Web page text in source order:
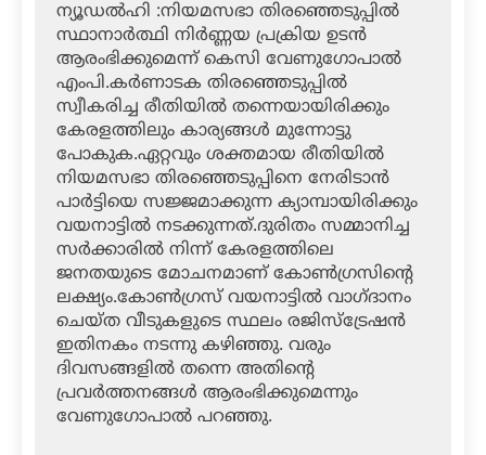
ന്യൂഡല്‍ഹി :നിയമസഭാ തിരഞ്ഞെടുപ്പില്‍
സ്ഥാനാര്‍ത്ഥി നിര്‍ണ്ണയ പ്രക്രിയ ഉടന്‍
ആരംഭിക്കുമെന്ന് കെസി വേണുഗോപാല്‍
എംപി.കര്‍ണാടക തിരഞ്ഞെടുപ്പില്‍
സ്വീകരിച്ച രീതിയില്‍ തന്നെയായിരിക്കും
കേരളത്തിലും കാര്യങ്ങള്‍ മുന്നോട്ടു
പോകുക.ഏറ്റവും ശക്തമായ രീതിയില്‍
നിയമസഭാ തിരഞ്ഞെടുപ്പിനെ നേരിടാന്‍
പാര്‍ട്ടിയെ സജ്ജമാക്കുന്ന ക്യാമ്പായിരിക്കും
വയനാട്ടില്‍ നടക്കുന്നത്.ദുരിതം സമ്മാനിച്ച
സര്‍ക്കാരില്‍ നിന്ന് കേരളത്തിലെ
ജനതയുടെ മോചനമാണ് കോണ്‍ഗ്രസിന്റെ
ലക്ഷ്യം.കോണ്‍ഗ്രസ് വയനാട്ടില്‍ വാഗ്ദാനം
ചെയ്ത വീടുകളുടെ സ്ഥലം രജിസ്ട്രേഷന്‍
ഇതിനകം നടന്നു കഴിഞ്ഞു. വരും
ദിവസങ്ങളില്‍ തന്നെ അതിന്റെ
പ്രവര്‍ത്തനങ്ങള്‍ ആരംഭിക്കുമെന്നും
വേണുഗോപാല്‍ പറഞ്ഞു.